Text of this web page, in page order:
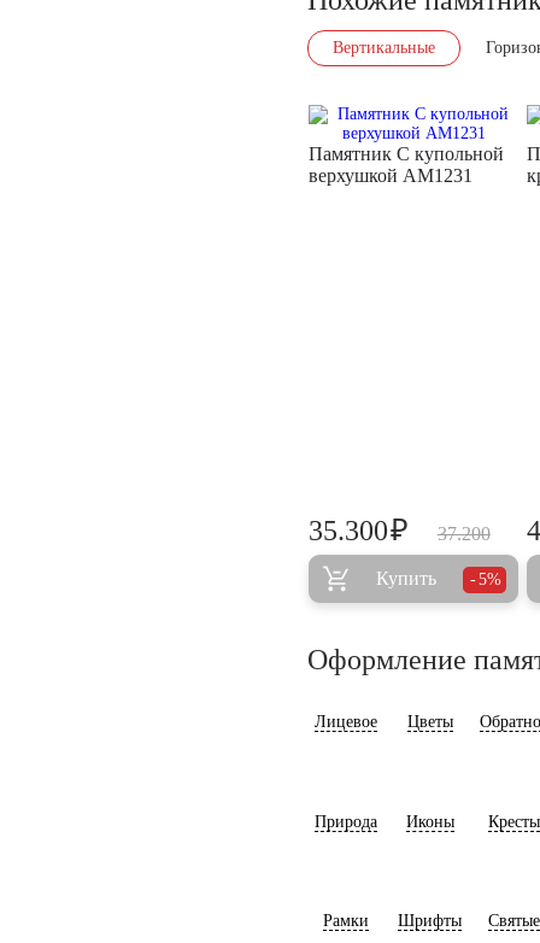
Вертикальные
Памятник С купольной
верхушкой AM1231
37.200
35.300₽
Купить 5%
Оформление
Лицевое Цветы
Природа Иконы Кресты
Рамки Шрифты Святые